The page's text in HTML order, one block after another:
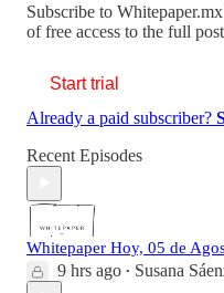
Subscribe to Whitepaper.mx
of free access to the full
Start trial
Already a paid subscriber?
Recent Episodes
Whitepaper Hoy, 05 de
9 hrs ago • Susana